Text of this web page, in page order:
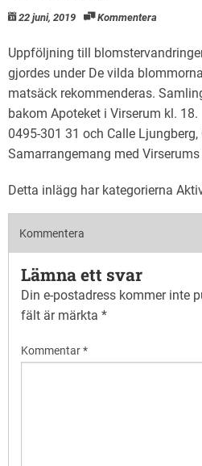
22 juni, 2019 Kommentera
Uppföljning till
gjordes under De vilda
matsäck rekommenderas.
bakom Apoteket i Virserum kl.
0495-301 31 och Calle
Samarrangemang med
Detta inlägg har kategorierna
Kommentera
Lämna ett svar
Din e-postadress kommer inte
fält är märkta *
Kommentar*